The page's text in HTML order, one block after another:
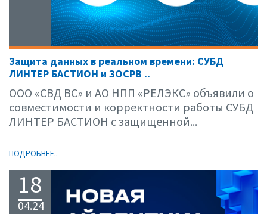
Защита данных в реальном времени: СУБД
ЛИНТЕР БАСТИОН и ЗОСРВ ..
ООО «СВД ВС» и АО НПП «РЕЛЭКС» объявили о
совместимости и корректности работы СУБД
ЛИНТЕР БАСТИОН с защищенной...
ПОДРОБНЕЕ..
18
04.24